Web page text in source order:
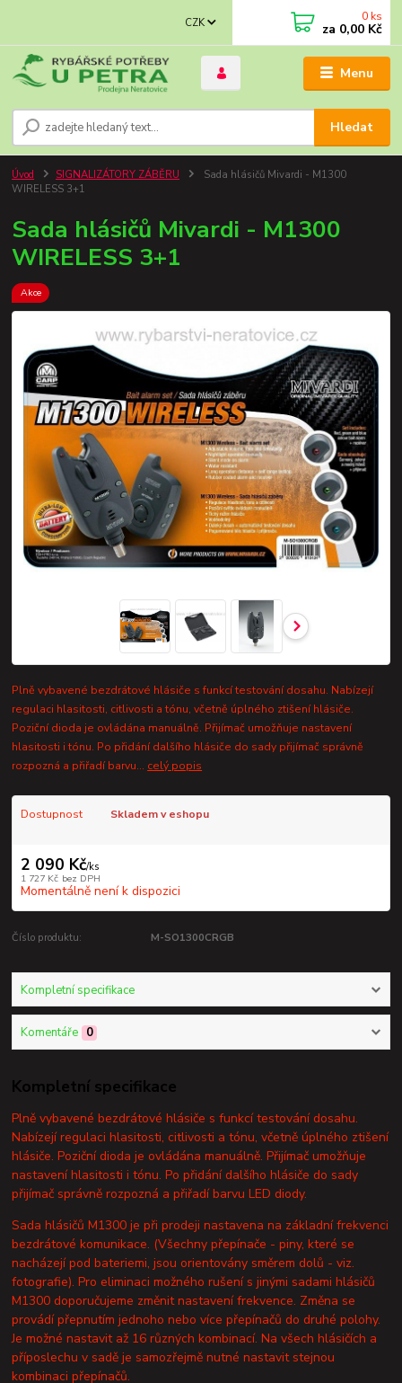
Menu
CZK
Hledat
0 ks
za 0,00 Kč
Úvod SIGNALIZÁTORY ZÁBĚRU
Sada hlásičů Mivardi - M1300
WIRELESS 3+1
Sada hlásičů Mivardi - M1300
WIRELESS 3+1
Akce
Plně vybavené bezdrátové hlásiče s funkcí testování dosahu. Nabízejí
regulaci hlasitosti, citlivosti a tónu, včetně úplného ztišení hlásiče.
Poziční dioda je ovládána manuálně. Přijímač umožňuje nastavení
hlasitosti i tónu. Po přidání dalšího hlásiče do sady přijímač správně
rozpozná a přiřadí barvu... celý popis
Dostupnost Skladem v eshopu
2 090 Kč/ks
1 727 Kč bez DPH
Momentálně není k dispozici
Číslo produktu: M-SO1300CRGB
Kompletní specifikace
Komentáře 0
Kompletní specifikace
Plně vybavené bezdrátové hlásiče s funkcí testování dosahu.
Nabízejí regulaci hlasitosti, citlivosti a tónu, včetně úplného ztišení
hlásiče. Poziční dioda je ovládána manuálně. Přijímač umožňuje
nastavení hlasitosti i tónu. Po přidání dalšího hlásiče do sady
přijímač správně rozpozná a přiřadí barvu LED diody.
Sada hlásičů M1300 je při prodeji nastavena na základní frekvenci
bezdrátové komunikace. (Všechny přepínače - piny, které se
nacházejí pod bateriemi, jsou orientovány směrem dolů - viz.
fotografie). Pro eliminaci možného rušení s jinými sadami hlásičů
M1300 doporučujeme změnit nastavení frekvence. Změna se
provádí přepnutím jednoho nebo více přepínačů do druhé polohy.
Je možné nastavit až 16 různých kombinací. Na všech hlásičích a
příposlechu v sadě je samozřejmě nutné nastavit stejnou
kombinaci přepínačů.